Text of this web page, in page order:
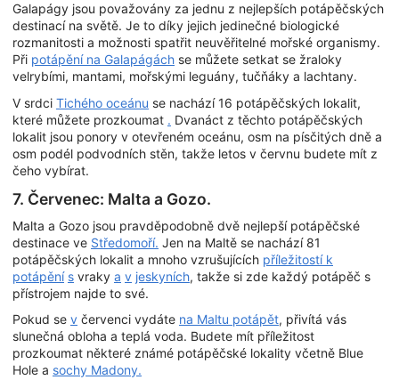
Galapágy jsou považovány za jednu z nejlepších potápěčských
destinací na světě. Je to díky jejich jedinečné biologické
rozmanitosti a možnosti spatřit neuvěřitelné mořské organismy.
Při potápění na Galapágách se můžete setkat se žraloky
velrybími, mantami, mořskými leguány, tučňáky a lachtany.
V srdci Tichého oceánu se nachází 16 potápěčských lokalit,
které můžete prozkoumat . Dvanáct z těchto potápěčských
lokalit jsou ponory v otevřeném oceánu, osm na písčitých dně a
osm podél podvodních stěn, takže letos v červnu budete mít z
čeho vybírat.
7. Červenec: Malta a Gozo.
Malta a Gozo jsou pravděpodobně dvě nejlepší potápěčské
destinace ve Středomoří. Jen na Maltě se nachází 81
potápěčských lokalit a mnoho vzrušujících příležitostí k
potápění s vraky a v jeskyních, takže si zde každý potápěč s
přístrojem najde to své.
Pokud se v červenci vydáte na Maltu potápět, přivítá vás
slunečná obloha a teplá voda. Budete mít příležitost
prozkoumat některé známé potápěčské lokality včetně Blue
Hole a sochy Madony.